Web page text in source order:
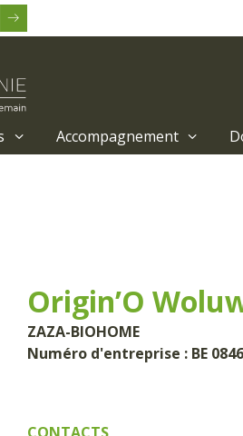
Accompagnement
Origin’O
ZAZA-BIOHOME
Numéro d'entreprise : BE